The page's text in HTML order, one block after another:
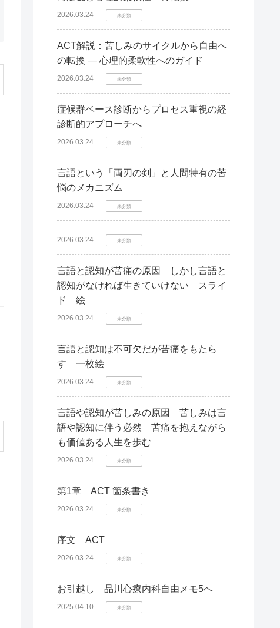
2026.03.24 未分類
ACT解説：苦しみのサイクルから自由へ
の転換 — 心理的柔軟性へのガイド
2026.03.24 未分類
症候群ベース診断からプロセス重視の経
診断的アプローチへ
2026.03.24 未分類
言語という「両刃の剣」と人間特有の苦
悩のメカニズム
2026.03.24 未分類
2026.03.24 未分類
言語と認知が苦痛の原因 しかし言語と
認知がなければ生きていけない スライ
ド 絵
2026.03.24 未分類
言語と認知は不可欠だが苦痛をもたら
す 一枚絵
2026.03.24 未分類
言語や認知が苦しみの原因 苦しみは言
語や認知に伴う必然 苦痛を抱えながら
も価値ある人生を歩む
2026.03.24 未分類
第1章 ACT 箇条書き
2026.03.24 未分類
序文 ACT
2026.03.24 未分類
お引越し 品川心療内科自由メモ5へ
2025.04.10 未分類